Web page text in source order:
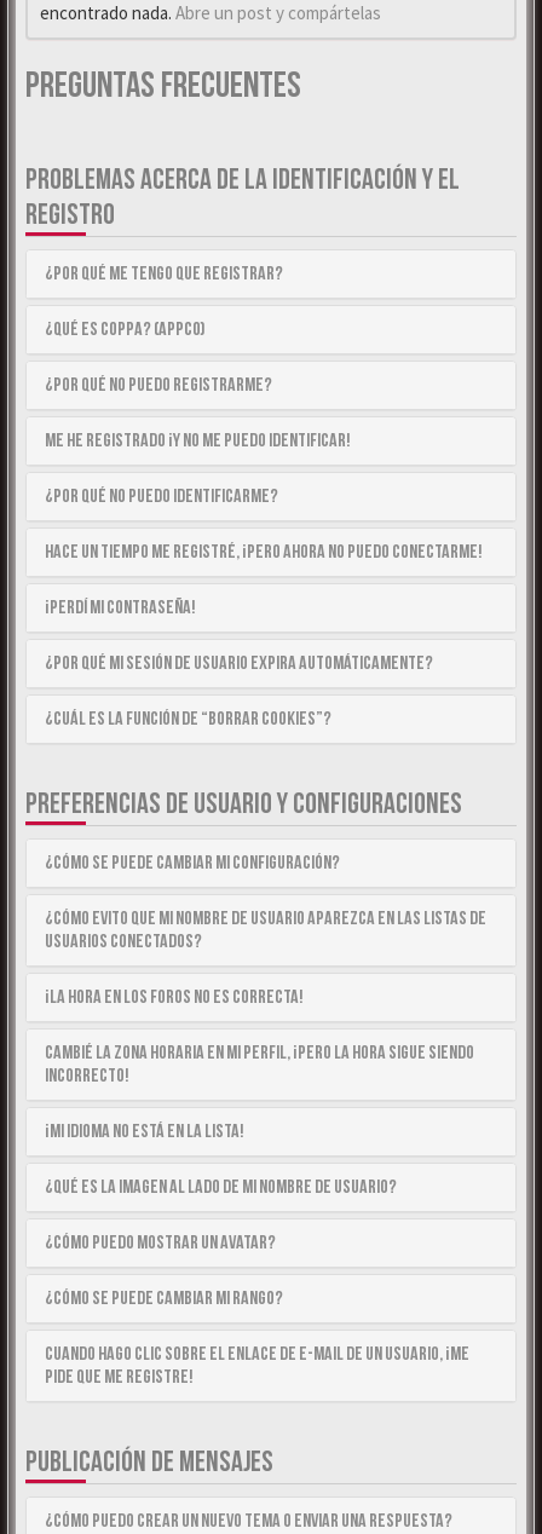
encontrado nada. Abre un post y compártelas
Preguntas Frecuentes
PROBLEMAS ACERCA DE LA IDENTIFICACIÓN Y EL
REGISTRO
¿Por qué me tengo que registrar?
¿Qué es COPPA? (APPCO)
¿Por qué no puedo registrarme?
Me he registrado ¡y no me puedo identificar!
¿Por qué no puedo identificarme?
Hace un tiempo me registré, ¡pero ahora no puedo conectarme!
¡Perdí mi contraseña!
¿Por qué mi sesión de usuario expira automáticamente?
¿Cuál es la función de “Borrar cookies”?
PREFERENCIAS DE USUARIO Y CONFIGURACIONES
¿Cómo se puede cambiar mi configuración?
¿Cómo evito que mi nombre de usuario aparezca en las listas de
usuarios conectados?
¡La hora en los foros no es correcta!
Cambié la zona horaria en mi perfil, ¡pero la hora sigue siendo
incorrecto!
¡Mi idioma no está en la lista!
¿Qué es la imagen al lado de mi nombre de usuario?
¿Cómo puedo mostrar un avatar?
¿Cómo se puede cambiar mi rango?
Cuando hago clic sobre el enlace de e-mail de un usuario, ¡me
pide que me registre!
PUBLICACIÓN DE MENSAJES
¿Cómo puedo crear un nuevo tema o enviar una respuesta?